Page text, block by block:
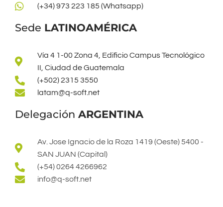
(+34) 973 223 185 (Whatsapp)
Sede LATINOAMÉRICA
Vía 4 1-00 Zona 4, Edificio Campus Tecnológico
II, Ciudad de Guatemala
(+502) 2315 3550
latam@q-soft.net​
Delegación ARGENTINA
Av. Jose Ignacio de la Roza 1419 (Oeste) 5400 -
SAN JUAN (Capital)
(+54) 0264 4266962
info@q-soft.net